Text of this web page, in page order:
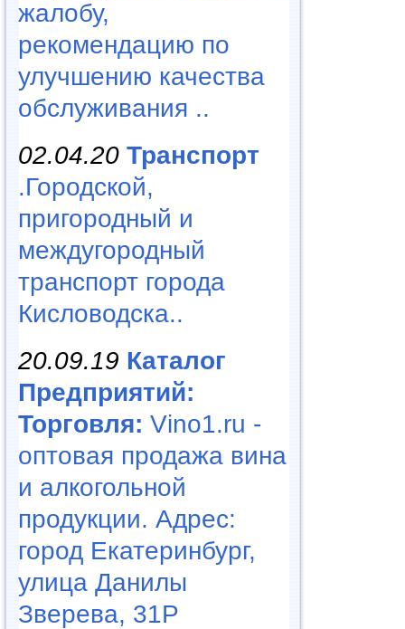
жалобу,
рекомендацию по
улучшению качества
обслуживания ..
02.04.20 Транспорт
.Городской,
пригородный и
междугородный
транспорт города
Кисловодска..
20.09.19 Каталог
Предприятий:
Торговля: Vino1.ru -
оптовая продажа вина
и алкогольной
продукции. Адрес:
город Екатеринбург,
улица Данилы
Зверева, 31Р